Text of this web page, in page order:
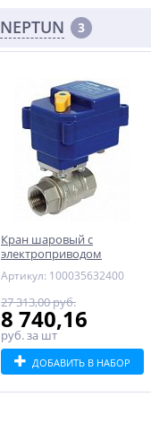
NEPTUN 3
Кран шаровый с
электроприводом
BugattiPro 220В 1/2"
Артикул: 100035632400
27 313,00 руб.
8 740,16
руб.за шт
ДОБАВИТЬ В НАБОР